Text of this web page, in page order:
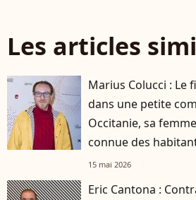
Les articles
Marius Colucci : Le
dans une petite
Occitanie, sa
connue des
15 mai 2026
Eric Cantona :